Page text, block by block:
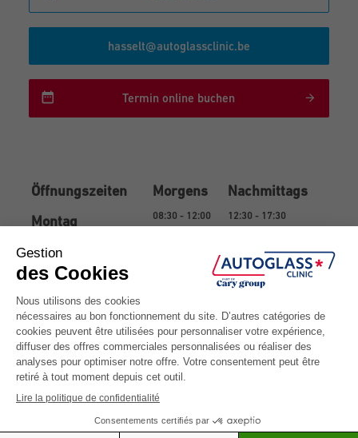
hasselt@autoglassclinic.be
Termin online buchen
Öffnungszeiten Morgens
Nachmittags
Montag
08:30 - 12:00 12:30 - 17:30
Dienstag
Mittwoch 12:30 - 17:30
Donnerstag
Freitag 08:30 - 12:00 12:30 - 17:30
Termin online buchen